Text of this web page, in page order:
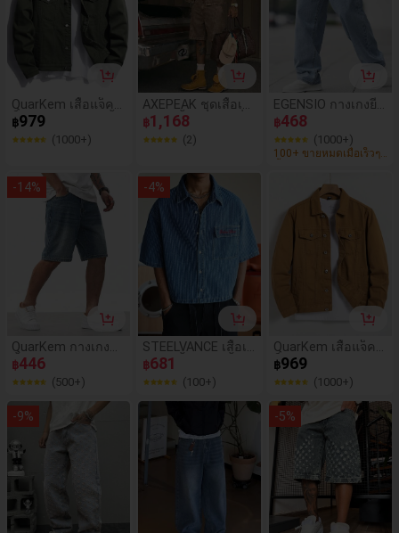
QuarKem เสื้อแจ็คเ
ก็ตยีนส์แขนยาวสีพื้น
ลำลองสำหรับผู้ชาย
1 ตัว, ฤดูใบไม้ร่วง
฿979
(1000+)
AXEPEAK ชุดเสื้อเชิ้
ตแขนสั้นกระดุมเดี่ย
วและกางเกงขาสั้นยี
นส์ลำลองสำหรับผู้ช
฿1,168
(2)
EGENSIO กางเกงยีน
ส์ขายาว ทรงหลวม ผู้
ชาย
฿468
(1000+)
100+ ขายหมดเมื่อเร็วๆ
-14%
QuarKem กางเกงขา
สั้นผ้ายีนส์เบอร์มิวดา
ลำลองผู้ชายทรงหลว
มพร้อมกระเป๋า Bagg
y Jorts Plain Light
Blue Vacation
฿446
(500+)
-4%
STEELVANCE เสื้อเชิ้
ตแขนสั้นยีนส์สีน้ำเงิ
นปักลายทางสไตล์ส
ตรีทลำลองสำหรับผู้
ชาย
฿681
(100+)
QuarKem เสื้อแจ็คเ
ก็ตยีนส์แขนยาวผ้าฝ้
ายมีกระเป๋าผู้ชาย ไม่
มีเสื้อยืด, ฤดูใบไม้ร่ว
ง
฿969
(1000+)
-9% -5%